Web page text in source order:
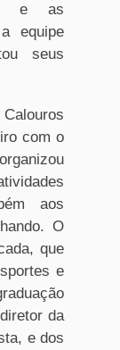
e as
equipe
seus
com o
aos
O
que
e
da
e dos